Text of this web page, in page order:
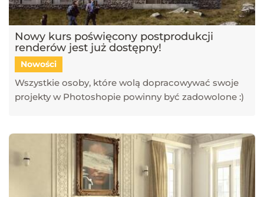
Nowy kurs poświęcony postprodukcji
renderów jest już dostępny!
Nowości
Wszystkie osoby, które wolą dopracowywać swoje
projekty w Photoshopie powinny być zadowolone :)